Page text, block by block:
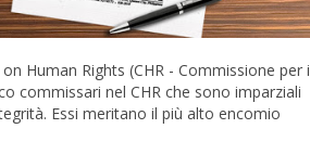
Human Rights (CHR - Commissione per i
commissari nel CHR che sono imparziali
Essi meritano il più alto encomio